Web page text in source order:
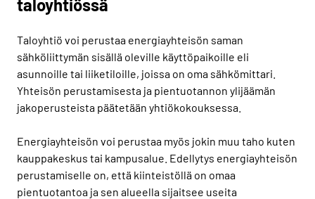
taloyhtiössä
Taloyhtiö voi perustaa energiayhteisön saman
sähköliittymän sisällä oleville käyttöpaikoille eli
asunnoille tai liiketiloille, joissa on oma sähkömittari.
Yhteisön perustamisesta ja pientuotannon ylijäämän
jakoperusteista päätetään yhtiökokouksessa.
Energiayhteisön voi perustaa myös jokin muu taho kuten
kauppakeskus tai kampusalue. Edellytys energiayhteisön
perustamiselle on, että kiinteistöllä on omaa
pientuotantoa ja sen alueella sijaitsee useita